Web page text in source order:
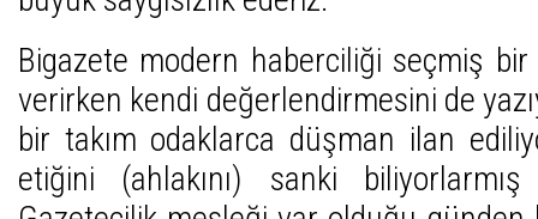
Bigazete modern haberciliği seçmiş bir
verirken kendi değerlendirmesini de
bir takım odaklarca düşman ilan
etiğini (ahlakını) sanki biliyorlarmış